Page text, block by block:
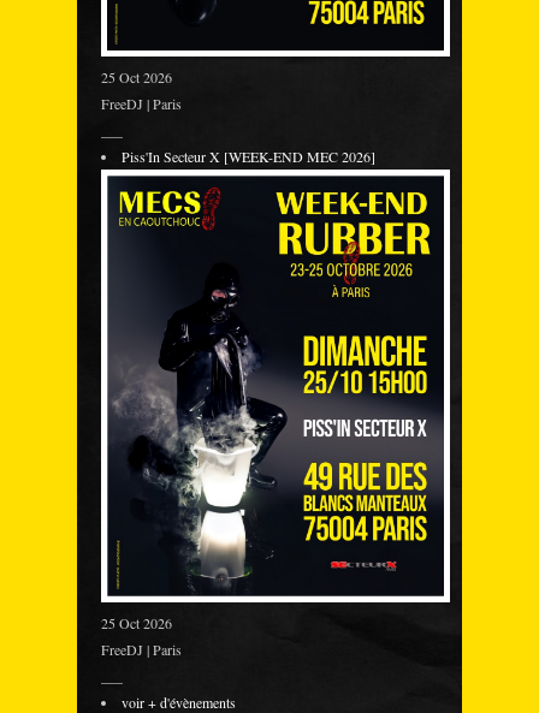
25 Oct 2026
FreeDJ | Paris
Piss'In Secteur X [WEEK-END MEC 2026]
25 Oct 2026
FreeDJ | Paris
voir + d'évènements